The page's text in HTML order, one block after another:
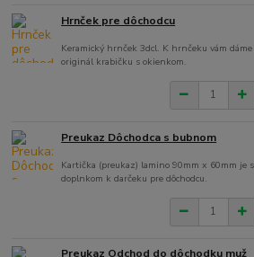
Hrnček pre dôchodcu
Keramický hrnček 3dcl. K hrnčeku vám dáme
originál krabičku s okienkom.
Preukaz Dôchodca s bubnom
Kartička (preukaz) lamino 90mm x 60mm je
doplnkom k darčeku pre dôchodcu.
Preukaz Odchod do dôchodku muž